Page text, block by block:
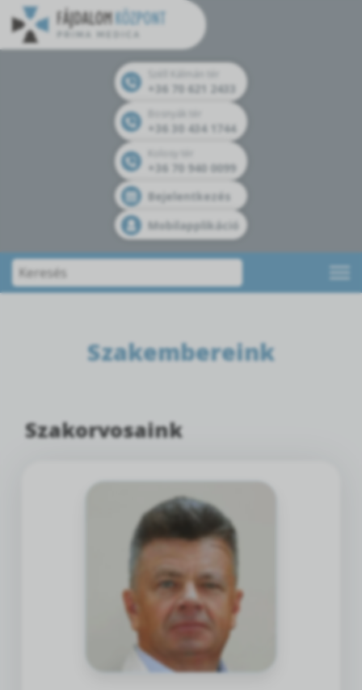
+36 70 621 2433
+36 30 434 1744
+36 70 940 0099
Bejelentkezés
Mobilapplikáció
Szakembereink
Szakorvosaink